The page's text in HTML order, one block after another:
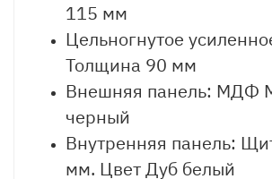
115 мм
Цельногнутое
Толщина 90 мм
Внешняя панель: МДФ
черный
Внутренняя панель:
мм. Цвет Дуб белый